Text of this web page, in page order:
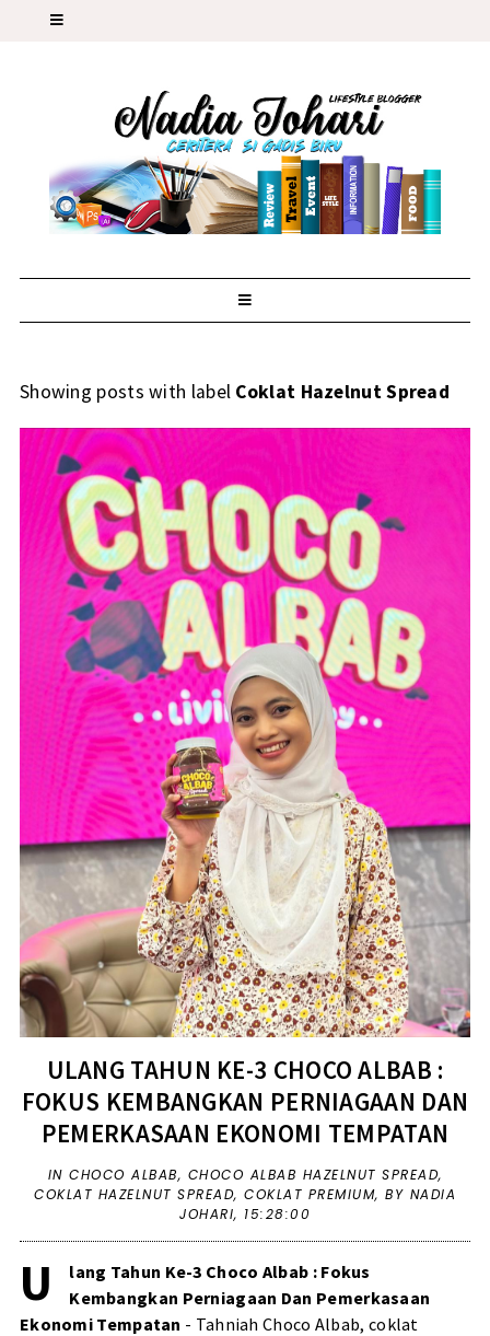
Showing posts with label Coklat Hazelnut Spread
ULANG TAHUN KE-3 CHOCO ALBAB :
FOKUS KEMBANGKAN PERNIAGAAN DAN
PEMERKASAAN EKONOMI TEMPATAN
IN CHOCO ALBAB, CHOCO ALBAB HAZELNUT SPREAD,
COKLAT HAZELNUT SPREAD, COKLAT PREMIUM, BY NADIA
JOHARI, 15:28:00
U
lang Tahun Ke-3 Choco Albab : Fokus
Kembangkan Perniagaan Dan Pemerkasaan
Ekonomi Tempatan - Tahniah Choco Albab, coklat